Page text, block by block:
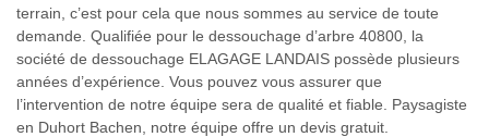
terrain, c’est pour cela que nous sommes au service de toute
demande. Qualifiée pour le dessouchage d’arbre 40800, la
société de dessouchage ELAGAGE LANDAIS possède plusieurs
années d’expérience. Vous pouvez vous assurer que
l’intervention de notre équipe sera de qualité et fiable. Paysagiste
en Duhort Bachen, notre équipe offre un devis gratuit.